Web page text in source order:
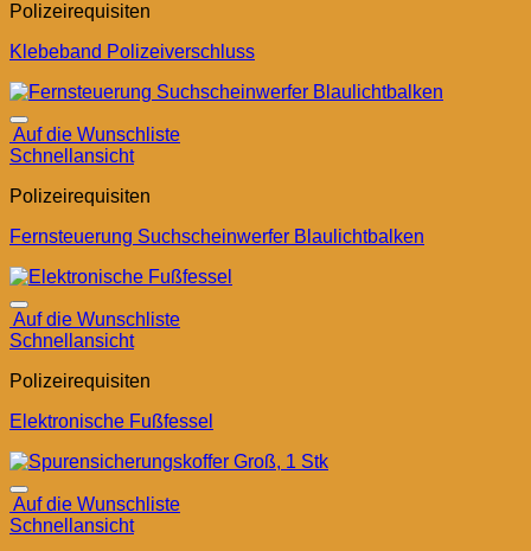
Polizeirequisiten
Klebeband Polizeiverschluss
Auf die Wunschliste
Schnellansicht
Polizeirequisiten
Fernsteuerung Suchscheinwerfer Blaulichtbalken
Auf die Wunschliste
Schnellansicht
Polizeirequisiten
Elektronische Fußfessel
Auf die Wunschliste
Schnellansicht